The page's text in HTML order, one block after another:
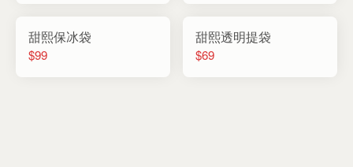
甜熙保冰袋
$99
甜熙透明提袋
$69